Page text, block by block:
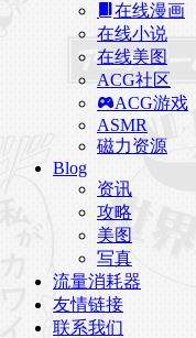
在线漫画
在线小说
在线美图
ACG社区
ACG游戏
ASMR
磁力资源
Blog
资讯
攻略
美图
写真
流量消耗器
友情链接
联系我们